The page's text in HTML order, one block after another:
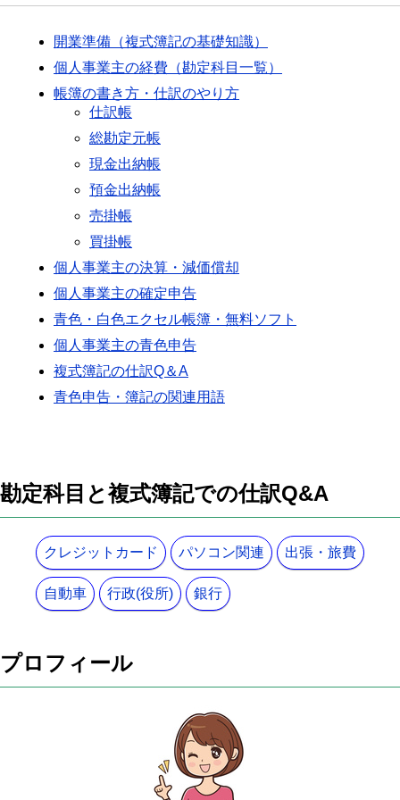
開業準備（複式簿記の基礎知識）
個人事業主の経費（勘定科目一覧）
帳簿の書き方・仕訳のやり方
仕訳帳
総勘定元帳
現金出納帳
預金出納帳
売掛帳
買掛帳
個人事業主の決算・減価償却
個人事業主の確定申告
青色・白色エクセル帳簿・無料ソフト
個人事業主の青色申告
複式簿記の仕訳Q＆A
青色申告・簿記の関連用語
勘定科目と複式簿記での仕訳Q&A
クレジットカード パソコン関連 出張・旅費
自動車 行政(役所) 銀行
プロフィール